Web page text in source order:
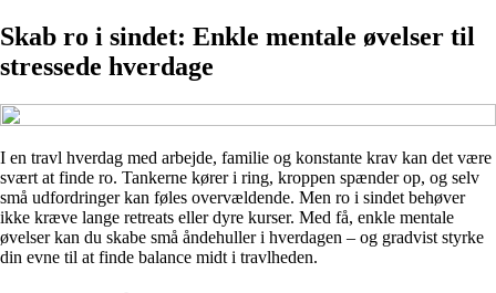
Skab ro i sindet: Enkle mentale øvelser til
stressede hverdage
I en travl hverdag med arbejde, familie og konstante krav kan det være
svært at finde ro. Tankerne kører i ring, kroppen spænder op, og selv
små udfordringer kan føles overvældende. Men ro i sindet behøver
ikke kræve lange retreats eller dyre kurser. Med få, enkle mentale
øvelser kan du skabe små åndehuller i hverdagen – og gradvist styrke
din evne til at finde balance midt i travlheden.